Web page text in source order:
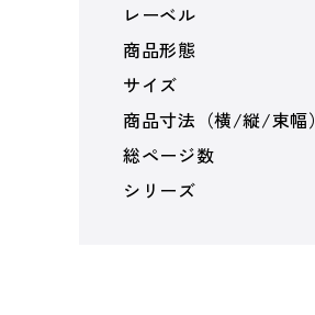
レーベル
商品形態
サイズ
商品寸法（横/縦/束幅）
総ページ数
シリーズ